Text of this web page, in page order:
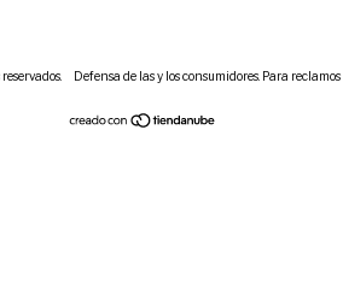
Defensa de las y los consumidores. Para reclamos